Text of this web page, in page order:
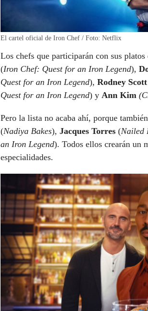
El cartel oficial de Iron Chef / Foto: Netflix
Los chefs que participarán con sus
(Iron Chef: Quest for an Iron Legend),
Quest for an Iron Legend), Rodney Scott
Quest for an Iron Legend) y Ann Kim
Pero la lista no acaba ahí, porque
(Nadiya Bakes), Jacques Torres (Nailed
an Iron Legend). Todos ellos crearán un
especialidades.